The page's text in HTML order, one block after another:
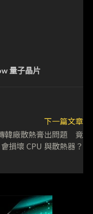
量子晶片
下一篇文章
韓廠散熱膏出問題 竟
會損壞 CPU 與散熱器？